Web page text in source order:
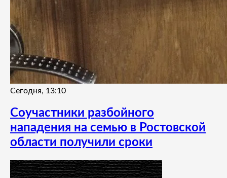
Сегодня, 13:10
Соучастники разбойного
нападения на семью в Ростовской
области получили сроки